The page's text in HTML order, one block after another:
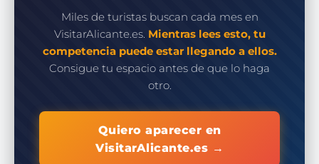
Miles de turistas buscan cada mes en
VisitarAlicante.es. Mientras lees esto, tu
competencia puede estar llegando a ellos.
Consigue tu espacio antes de que lo haga
otro.
Quiero aparecer en
VisitarAlicante.es →